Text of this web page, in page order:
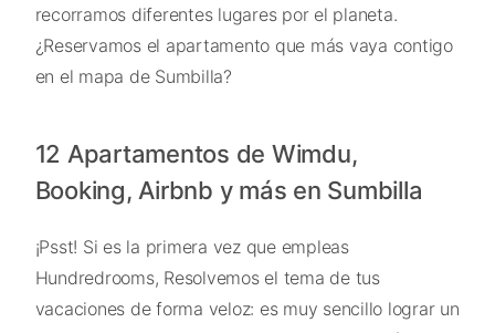
recorramos diferentes lugares por el planeta.
¿Reservamos el apartamento que más vaya contigo
en el mapa de Sumbilla?
12 Apartamentos de Wimdu,
Booking, Airbnb y más en Sumbilla
¡Psst! Si es la primera vez que empleas
Hundredrooms, Resolvemos el tema de tus
vacaciones de forma veloz: es muy sencillo lograr un